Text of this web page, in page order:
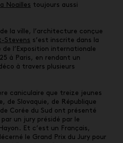
Noailles toujours aussi
la ville, l’architecture conçue
Stevens s’est inscrite dans la
l’Exposition internationale
à Paris, en rendant un
à travers plusieurs
caniculaire que treize jeunes
de Slovaquie, de République
Corée du Sud ont présenté
un jury présidé par le
Et c’est un Français,
le Grand Prix du Jury pour